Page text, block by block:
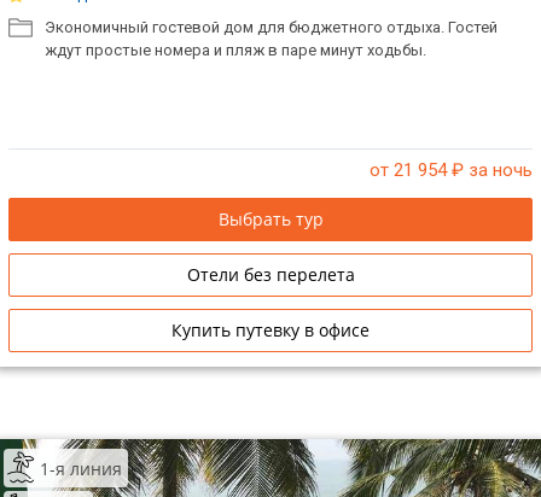
Экономичный гостевой дом для бюджетного отдыха. Гостей
ждут простые номера и пляж в паре минут ходьбы.
от 21 954₽ за ночь
Выбрать тур
Отели без перелета
Купить путевку в офисе
1-я линия